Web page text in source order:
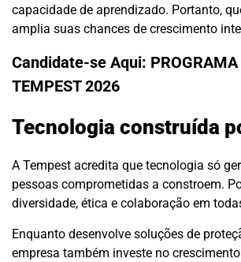
capacidade de aprendizado. Portanto,
amplia suas chances de crescimento
Candidate-se Aqui: PROGRAMA
TEMPEST 2026
Tecnologia construída
A Tempest acredita que tecnologia só
pessoas comprometidas a constroem.
diversidade, ética e colaboração em
Enquanto desenvolve soluções de
empresa também investe no